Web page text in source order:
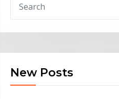
New Posts